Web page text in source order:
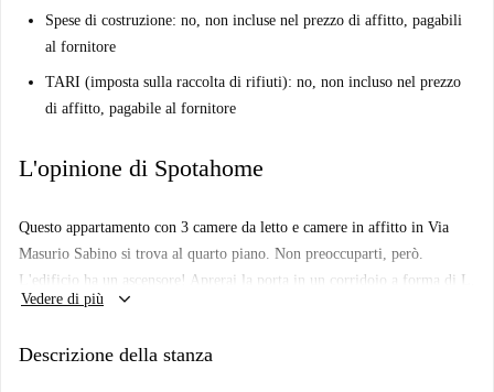
Spese di costruzione: no, non incluse nel prezzo di affitto, pagabili
al fornitore
TARI (imposta sulla raccolta di rifiuti): no, non incluso nel prezzo
di affitto, pagabile al fornitore
L'opinione di Spotahome
Questo appartamento con 3 camere da letto e camere in affitto in Via
Masurio Sabino si trova al quarto piano. Non preoccuparti, però.
L'edificio ha un ascensore! Aprerai la porta in un corridoio a forma di L.
Il bagno in comune si trova alla fine della hall. Ha una cabina doccia, e
l'unica area comune nell'appartamento. Ha una stufa a gas, forno,
Vedere di più keyboard_arrow_down
Descrizione della stanza